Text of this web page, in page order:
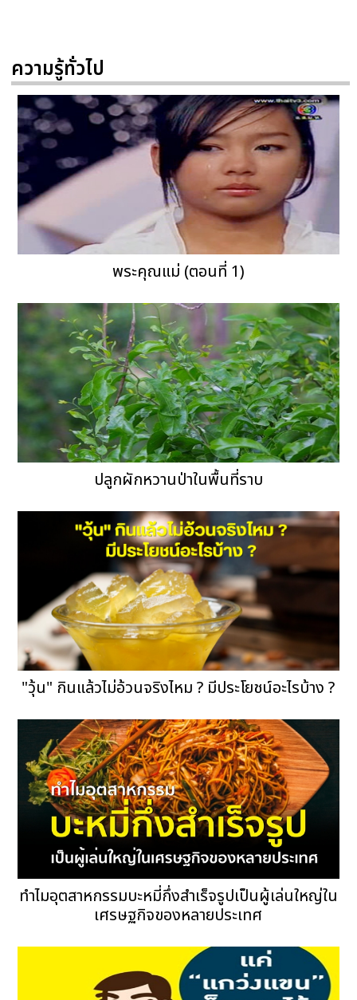
ความรู้ทั่วไป
พระคุณแม่ (ตอนที่ 1)
ปลูกผักหวานป่าในพื้นที่ราบ
"วุ้น" กินแล้วไม่อ้วนจริงไหม ? มีประโยชน์อะไรบ้าง ?
ทำไมอุตสาหกรรมบะหมี่กึ่งสำเร็จรูปเป็นผู้เล่นใหญ่ใน
เศรษฐกิจของหลายประเทศ